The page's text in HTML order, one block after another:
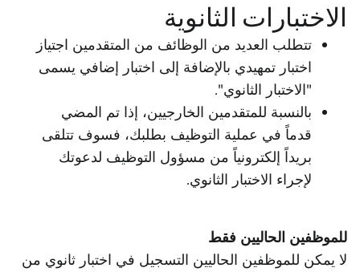
الاختبارات الثانوية
تتطلب العديد من الوظائف من المتقدمين اجتياز
اختبار تمهيدي بالإضافة إلى اختبار إضافي يسمى
"الاختبار الثانوي".
بالنسبة للمتقدمين الخارجيين، إذا تم المضي
قدماً في عملية التوظيف بطلبك، فسوف تتلقى
بريداً إلكترونياً من مسؤول التوظيف لدعوتك
لإجراء الاختبار الثانوي.
للموظفين الحاليين فقط
لا يمكن للموظفين الحاليين التسجيل في اختبار ثانوي من